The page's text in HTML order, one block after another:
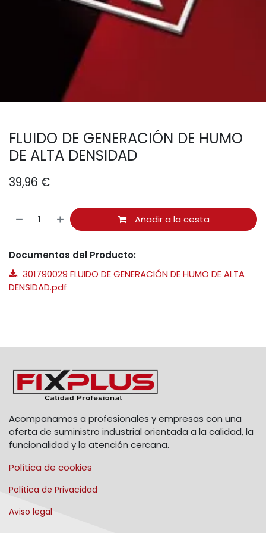
FLUIDO DE GENERACIÓN DE HUMO
DE ALTA DENSIDAD
39,96 €
Añadir a la cesta
Documentos del Producto:
301790029 FLUIDO DE GENERACIÓN DE HUMO DE ALTA
DENSIDAD.pdf
Acompañamos a profesionales y empresas con una
oferta de suministro industrial orientada a la calidad, la
funcionalidad y la atención cercana.
Política de cookies
Política de Privacidad
Aviso legal